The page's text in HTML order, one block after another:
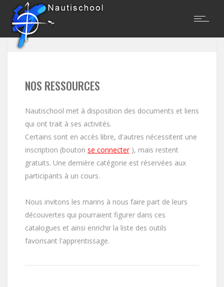
NOS RESSOURCES
Nautischool met à disposition des documents et liens
qui ont trait à ses activités.
Certains sont en accès libre, d'autres nécessitent une
inscription (bouton se connecter), mais restent
gratuits. Une dernière catégorie est réservées aux
participants à un cours.
Nous invitons les marins à nous faire part de leurs
découvertes qui pourraient figurer dans ces
catalogues et ainsi enrichir la liste des outils
favorisant l'apprentissage.